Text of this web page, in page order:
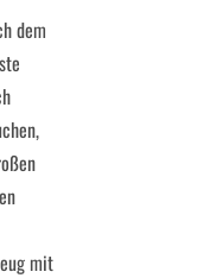
dem
mit